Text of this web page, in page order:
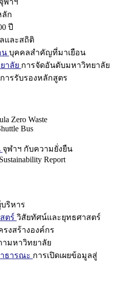
ฬาฯ
ลัก
ปี
และสถิติ
น บุคคลสำคัญที่มาเยือน
าลัย การจัดอันดับมหาวิทยาลัย
การรับรองหลักสูตร
Zero Waste
Bus
จุฬาฯ กับความยั่งยืน
Sustainability Report
ริหาร
ตร์ วิสัยทัศน์และยุทธศาสตร์
รงสร้างองค์กร
ามหาวิทยาลัย
ธารณะ การเปิดเผยข้อมูลสู่